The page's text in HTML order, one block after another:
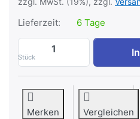
Lieferzeit: 6 Tage
Stück
ATX
Merken Vergleichen